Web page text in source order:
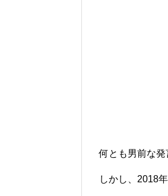
何とも男前な発
しかし、2018